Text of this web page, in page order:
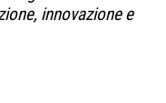
innovazione e